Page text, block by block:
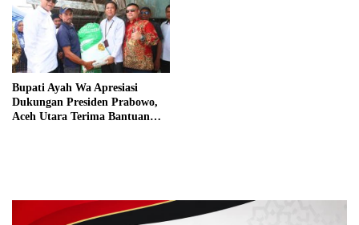
Bupati Ayah Wa Apresiasi
Dukungan Presiden Prabowo,
Aceh Utara Terima Bantuan